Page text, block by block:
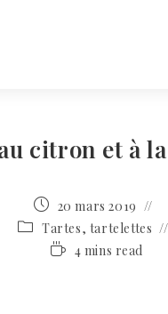
citron et à
20 mars 2019
Tartes, tartelettes
4 mins read